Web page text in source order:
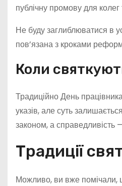
публічну промову для
Не буду заглиблюватися в
пов’язана з кроками
Коли
Традиційно День
указів, але суть
законом, а справедливість
Традиції
Можливо, ви вже помічали,